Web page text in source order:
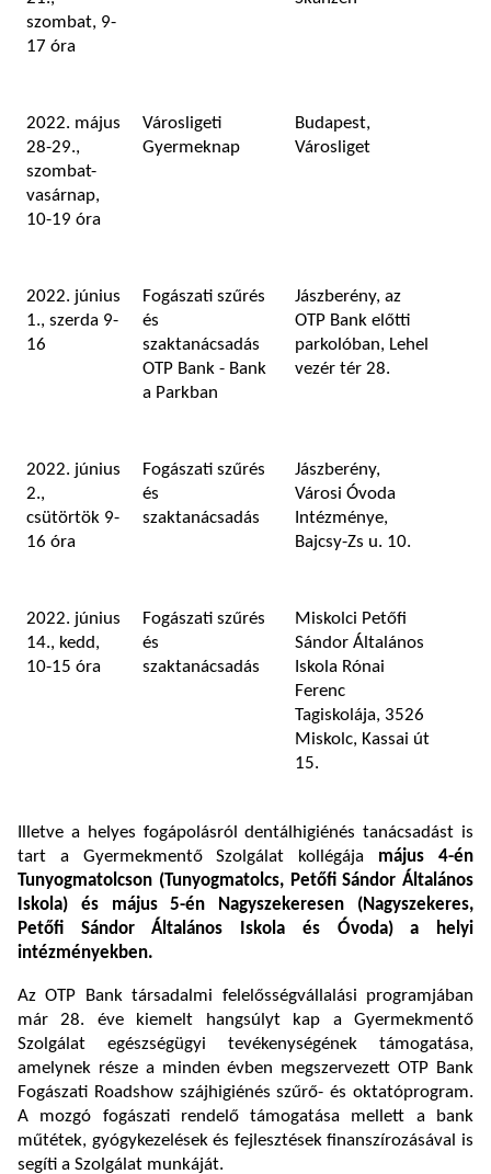
szombat, 9-
17 óra
2022. május
28-29.,
szombat-
vasárnap,
10-19 óra
Városligeti
Gyermeknap
Budapest,
Városliget
2022. június
1., szerda 9-
16
Fogászati szűrés
és
szaktanácsadás
OTP Bank - Bank
a Parkban
Jászberény, az
OTP Bank előtti
parkolóban, Lehel
vezér tér 28.
2022. június
2.,
csütörtök 9-
16 óra
Fogászati szűrés
és
szaktanácsadás
Jászberény,
Városi Óvoda
Intézménye,
Bajcsy-Zs u. 10.
2022. június
14., kedd,
10-15 óra
Fogászati szűrés
és
szaktanácsadás
Miskolci Petőfi
Sándor Általános
Iskola Rónai
Ferenc
Tagiskolája, 3526
Miskolc, Kassai út
15.
Illetve a helyes fogápolásról dentálhigiénés tanácsadást is
tart a Gyermekmentő Szolgálat kollégája május 4-én
Tunyogmatolcson (Tunyogmatolcs, Petőfi Sándor Általános
Iskola) és május 5-én Nagyszekeresen ( Nagyszekeres,
Petőfi Sándor Általános Iskola és Óvoda) a helyi
intézményekben.
Az OTP Bank társadalmi felelősségvállalási programjában
már 28. éve kiemelt hangsúlyt kap a Gyermekmentő
Szolgálat egészségügyi tevékenységének támogatása,
amelynek része a minden évben megszervezett OTP Bank
Fogászati Roadshow szájhigiénés szűrő- és oktatóprogram.
A mozgó fogászati rendelő támogatása mellett a bank
műtétek, gyógykezelések és fejlesztések finanszírozásával is
segíti a Szolgálat munkáját.